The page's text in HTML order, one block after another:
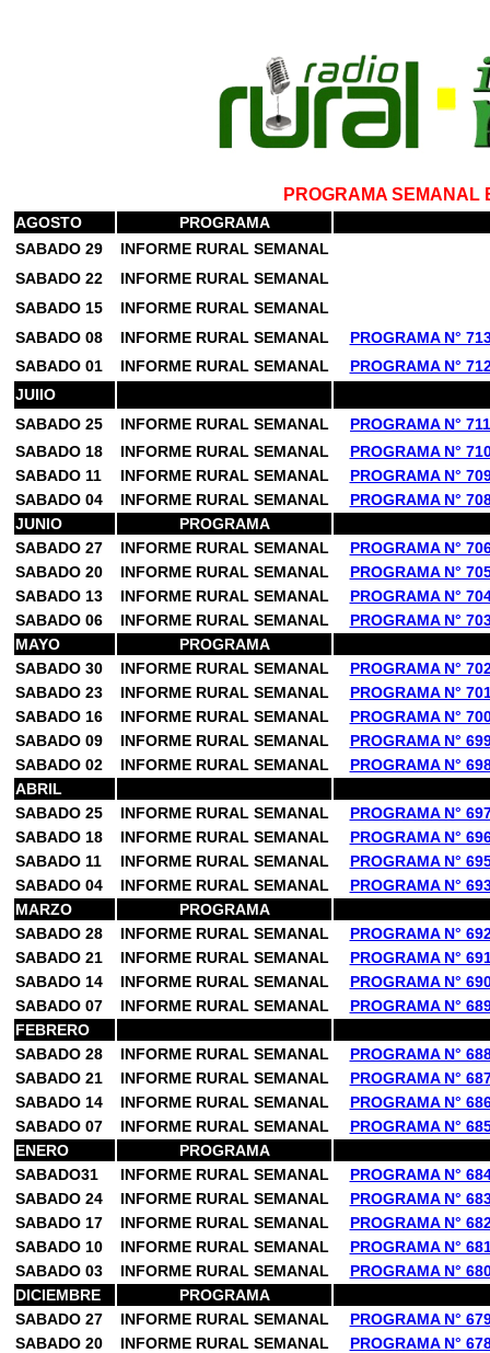
PROGRAMA SEMANAL
AGOSTO
PROGRAMA
SABADO 29
INFORME RURAL SEMANAL
SABADO 22
INFORME RURAL SEMANAL
SABADO 15
INFORME RURAL SEMANAL
SABADO 08
INFORME RURAL SEMANAL
PROGRAMA N°
SABADO 01
INFORME RURAL SEMANAL
PROGRAMA N°
JUlIO
SABADO 25
INFORME RURAL SEMANAL
PROGRAMA N° 711
SABADO 18
INFORME RURAL SEMANAL
PROGRAMA N°
SABADO 11
INFORME RURAL SEMANAL
PROGRAMA N°
SABADO 04
INFORME RURAL SEMANAL
PROGRAMA N°
JUNIO
PROGRAMA
SABADO 27
INFORME RURAL SEMANAL
PROGRAMA N°
SABADO 20
INFORME RURAL SEMANAL
PROGRAMA N°
SABADO 13
INFORME RURAL SEMANAL
PROGRAMA N°
SABADO 06
INFORME RURAL SEMANAL
PROGRAMA N°
MAYO
PROGRAMA
SABADO 30
INFORME RURAL SEMANAL
PROGRAMA N°
SABADO 23
INFORME RURAL SEMANAL
PROGRAMA N°
SABADO 16
INFORME RURAL SEMANAL
PROGRAMA N°
SABADO 09
INFORME RURAL SEMANAL
PROGRAMA N°
SABADO 02
INFORME RURAL SEMANAL
PROGRAMA N°
ABRIL
SABADO 25
INFORME RURAL SEMANAL
PROGRAMA N°
SABADO 18
INFORME RURAL SEMANAL
PROGRAMA N°
SABADO 11
INFORME RURAL SEMANAL
PROGRAMA N°
SABADO 04
INFORME RURAL SEMANAL
PROGRAMA N°
MARZO
PROGRAMA
SABADO 28
INFORME RURAL SEMANAL
PROGRAMA N°
SABADO 21
INFORME RURAL SEMANAL
PROGRAMA N°
SABADO 14
INFORME RURAL SEMANAL
PROGRAMA N°
SABADO 07
INFORME RURAL SEMANAL
PROGRAMA N°
FEBRERO
SABADO 28
INFORME RURAL SEMANAL
PROGRAMA N°
SABADO 21
INFORME RURAL SEMANAL
PROGRAMA N°
SABADO 14
INFORME RURAL SEMANAL
PROGRAMA N°
SABADO 07
INFORME RURAL SEMANAL
PROGRAMA N°
ENERO
PROGRAMA
SABADO31
INFORME RURAL SEMANAL
PROGRAMA N°
SABADO 24
INFORME RURAL SEMANAL
PROGRAMA N°
SABADO 17
INFORME RURAL SEMANAL
PROGRAMA N°
SABADO 10
INFORME RURAL SEMANAL
PROGRAMA N°
SABADO 03
INFORME RURAL SEMANAL
PROGRAMA N°
DICIEMBRE
PROGRAMA
SABADO 27
INFORME RURAL SEMANAL
PROGRAMA N°
SABADO 20
INFORME RURAL SEMANAL
PROGRAMA N°